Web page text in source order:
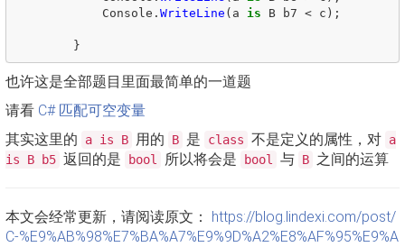
Console . WriteLine ( a is B b7 < c );
}
也许这是全部题目里面最简单的一道题
请看 C# 匹配可空变量
其实这里的
a is B 用的 B 是 class 不是定义的属性，对 a
is B b5 返回的是 bool 所以将会是 bool 与 B 之间的运算
本文会经常更新，请阅读原文： https://blog.lindexi.com/post/
C-%E9%AB%98%E7%BA%A7%E9%9D%A2%E8%AF%95%E9%A